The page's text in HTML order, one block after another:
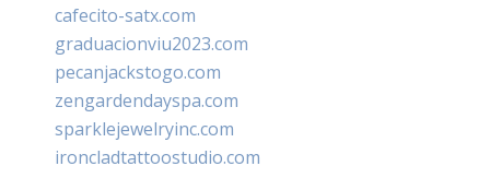
cafecito-satx.com
graduacionviu2023.com
pecanjackstogo.com
zengardendayspa.com
sparklejewelryinc.com
ironcladtattoostudio.com